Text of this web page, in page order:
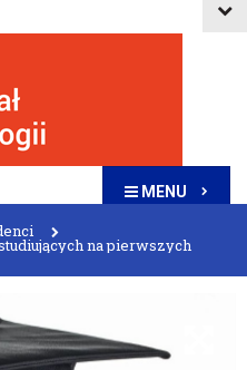
MENU
na pierwszych